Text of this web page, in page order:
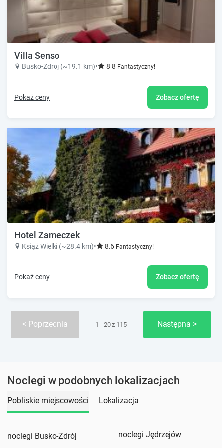
Villa Senso
Busko-Zdrój (~19.1 km)• 8.8 Fantastyczny!
Pokaż ceny Zobacz ofertę
Hotel Zameczek
Książ Wielki (~28.4 km)• 8.6 Fantastyczny!
Pokaż ceny Zobacz ofertę
Poprzednia 1 - 20 z 115 Następna
Noclegi w podobnych lokalizacjach
Pobliskie miejscowości Lokalizacja
noclegi Busko-Zdrój
noclegi Jędrzejów